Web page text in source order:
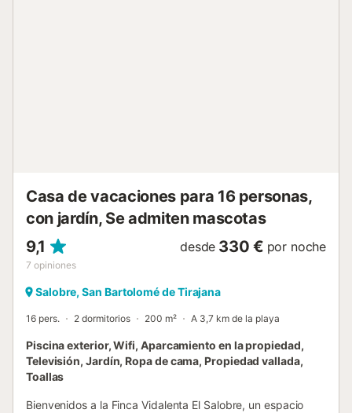
Casa de vacaciones para 16 personas,
con jardín, Se admiten mascotas
9,1
7 opiniones
desde 330 € por noche
Salobre, San Bartolomé de Tirajana
16 pers. 2 dormitorios 200 m² A 3,7 km de la playa
Piscina exterior, Wifi, Aparcamiento en la propiedad,
Televisión, Jardín, Ropa de cama, Propiedad vallada,
Toallas
Bienvenidos a la Finca Vidalenta El Salobre, un espacio